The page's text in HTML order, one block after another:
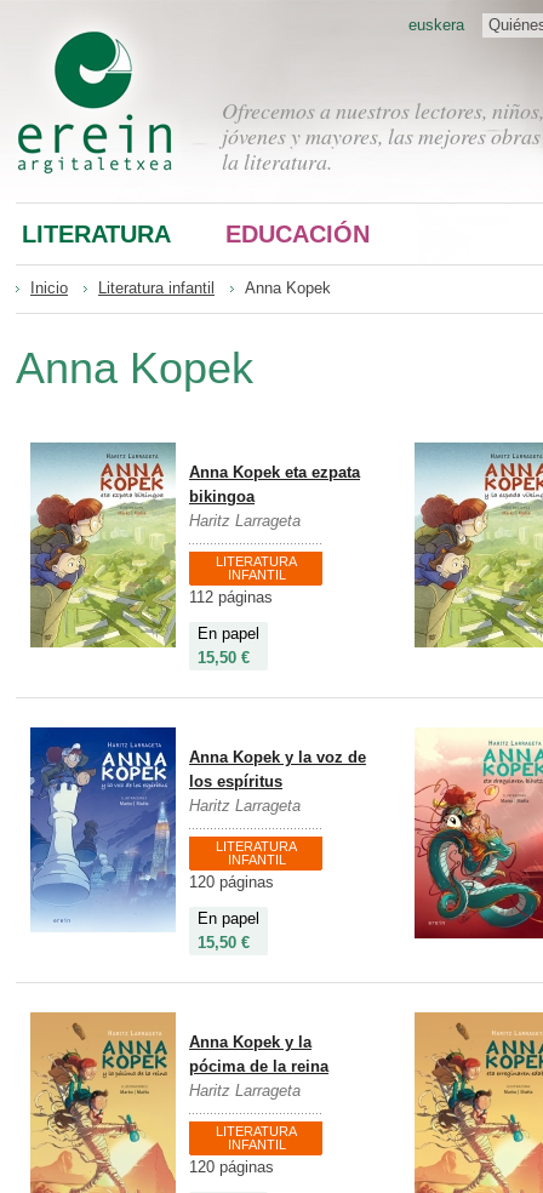
Ofrecemos a nuestros lectores, niños,
jóvenes y mayores, las mejores
la literatura.
euskera
LITERATURA EDUCACIÓN
Inicio Literatura infantil Anna Kopek
Anna Kopek
Anna Kopek eta ezpata
bikingoa
Haritz Larrageta
LITERATURA
INFANTIL
112 páginas
En papel
15,50 €
Anna Kopek y la voz de
los espíritus
Haritz Larrageta
LITERATURA
INFANTIL
120 páginas
En papel
15,50 €
Anna Kopek y la
pócima de la reina
Haritz Larrageta
LITERATURA
INFANTIL
120 páginas